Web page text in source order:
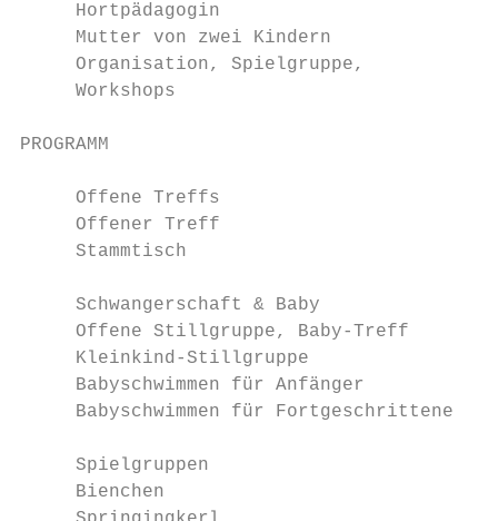
Hortpädagogin
Mutter von zwei Kindern
Organisation, Spielgruppe,
     Workshops
PROGRAMM
     Offene Treffs
Offener Treff
Stammtisch
     Schwangerschaft & Baby
Offene Stillgruppe, Baby-Treff
Kleinkind-Stillgruppe
Babyschwimmen für Anfänger
Babyschwimmen für Fortgeschrittene
     Spielgruppen
Bienchen